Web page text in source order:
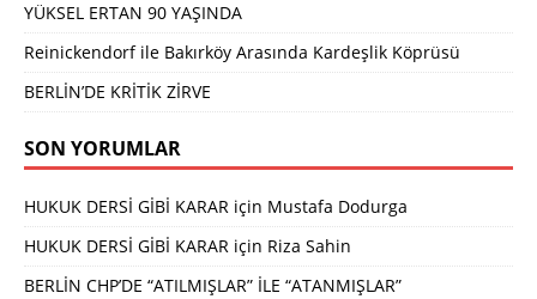
YÜKSEL ERTAN 90 YAŞINDA
Reinickendorf ile Bakırköy Arasında Kardeşlik Köprüsü
BERLİN’DE KRİTİK ZİRVE
SON YORUMLAR
HUKUK DERSİ GİBİ KARAR için Mustafa Dodurga
HUKUK DERSİ GİBİ KARAR için Riza Sahin
BERLİN CHP’DE “ATILMIŞLAR” İLE “ATANMIŞLAR”